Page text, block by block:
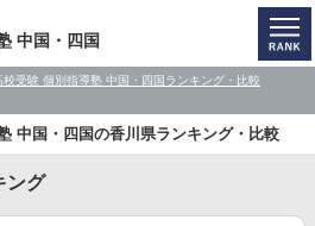
中国・四国
校受験 個別指導塾 中国・四国ランキング・比較
中国・四国の香川県ランキング・比較
ング